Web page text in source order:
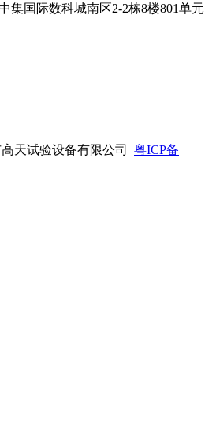
集国际数科城南区2-2栋8楼801单元
天试验设备有限公司 粤ICP备